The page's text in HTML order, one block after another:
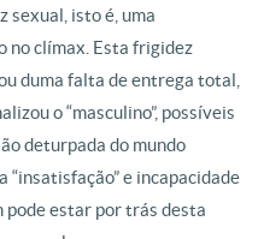
sexual, isto é, uma
no clímax. Esta frigidez
duma falta de entrega total,
o “masculino”, possíveis
deturpada do mundo
e incapacidade
pode estar por trás desta